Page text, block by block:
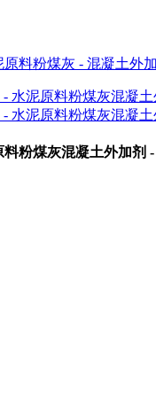
粉煤灰混凝土外加剂